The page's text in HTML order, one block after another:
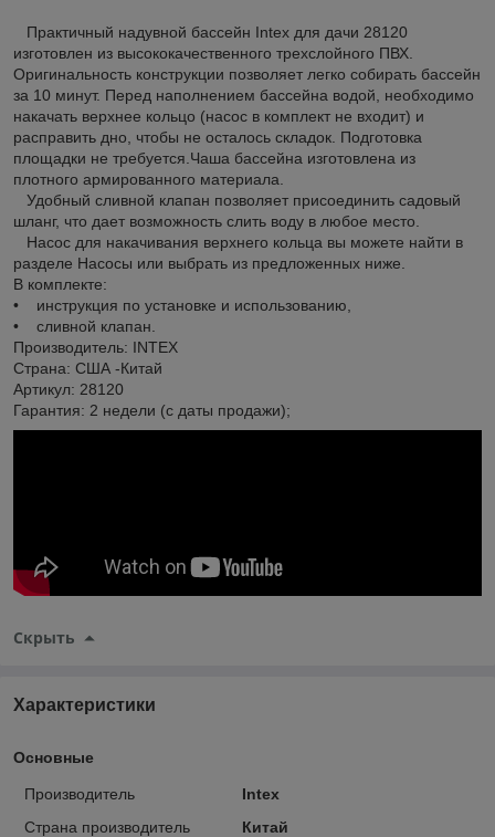
Практичный надувной бассейн Intex для дачи 28120
изготовлен из высококачественного трехслойного ПВХ.
Оригинальность конструкции позволяет легко собирать бассейн
за 10 минут. Перед наполнением бассейна водой, необходимо
накачать верхнее кольцо (насос в комплект не входит) и
расправить дно, чтобы не осталось складок. Подготовка
площадки не требуется.Чаша бассейна изготовлена из
плотного армированного материала.
Удобный сливной клапан позволяет присоединить садовый
шланг, что дает возможность слить воду в любое место.
Насос для накачивания верхнего кольца вы можете найти в
разделе Насосы или выбрать из предложенных ниже.
В комплекте:
• инструкция по установке и использованию,
• сливной клапан.
Производитель: INTEX
Страна: США -Китай
Артикул: 28120
Гарантия: 2 недели (с даты продажи);
Скрыть
Характеристики
Основные
Производитель
Intex
Страна производитель
Китай